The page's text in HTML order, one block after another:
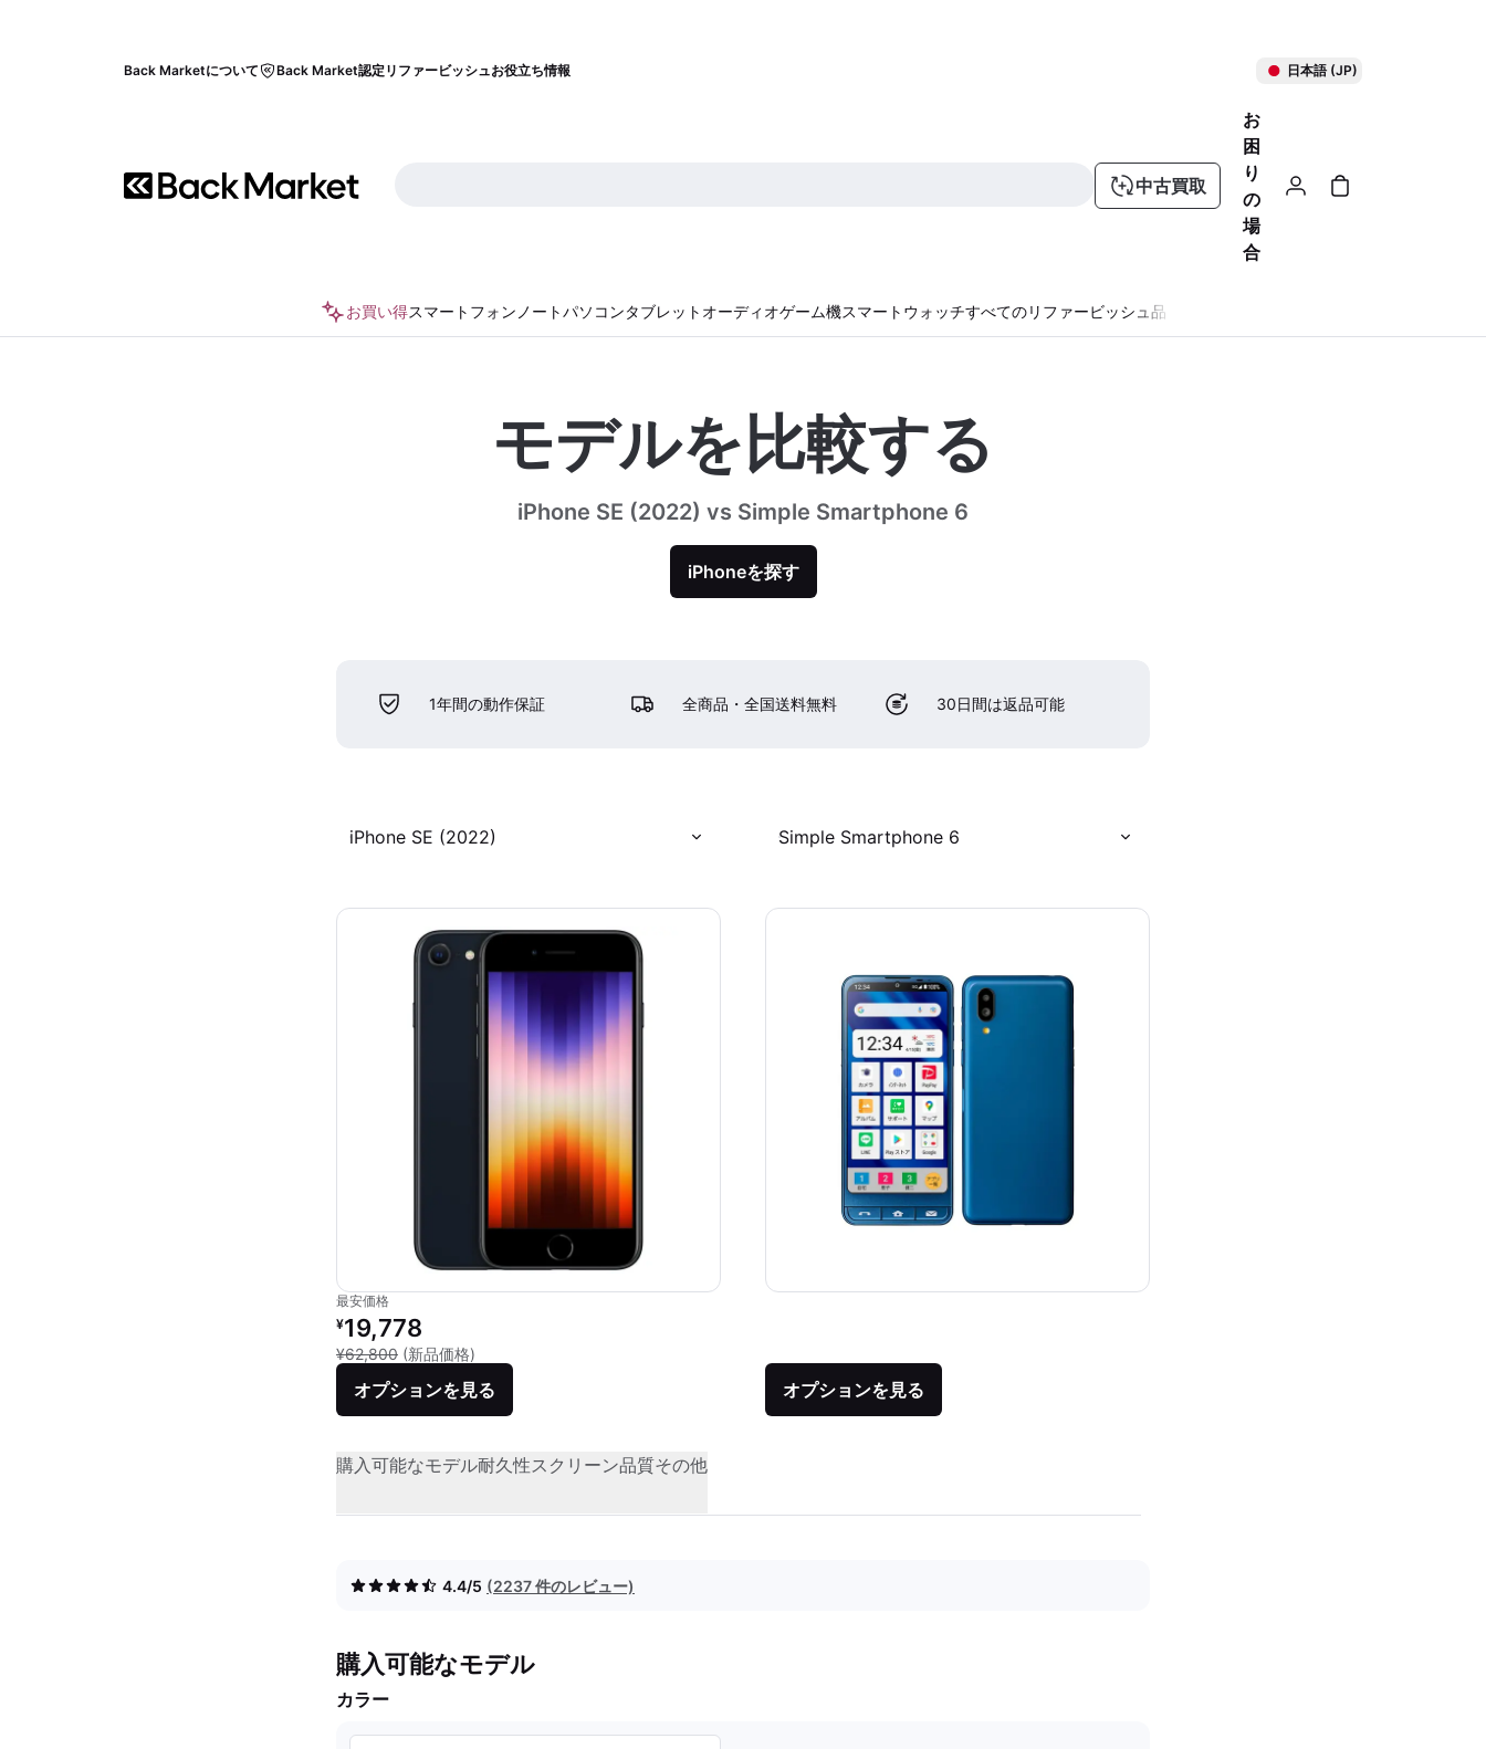
Back Marketについて Back Market認定リファービッシュお役立ち情報 日本語 (JP)
中古買取
お
困
り
の
場
合
お買い得スマートフォン ノートパソコンタブレット オーディオゲーム機スマートウォッチすべてのリファービッシュ品
モデルを比較する
iPhone SE (2022) vs Simple Smartphone 6
iPhoneを探す
1年間の動作保証 全商品・全国送料無料 30日間は返品可能
iPhone SE (2022) Simple Smartphone 6
最安価格
リファービッシュ品の価格：
¥19,778
¥62,800 (新品価格)
オプションを見る オプションを見る
購入可能なモデル耐久性スクリーン品質その他
4.4/5 (2237 件のレビュー)
購入可能なモデル
カラー